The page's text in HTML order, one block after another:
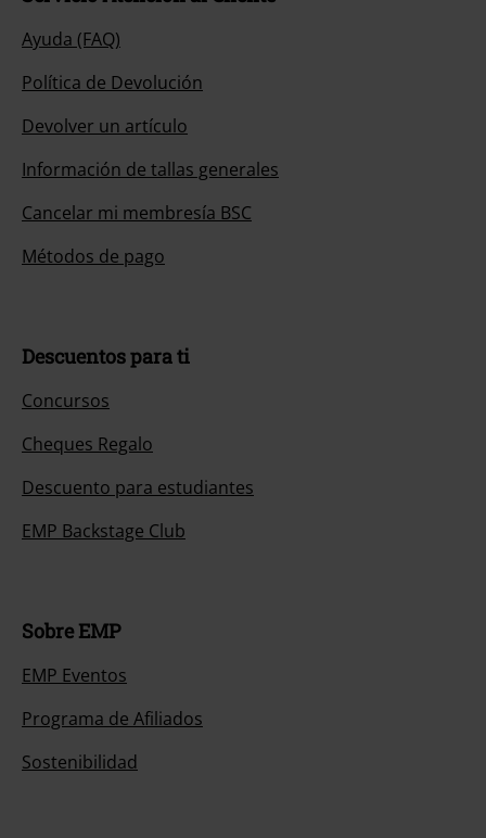
Ayuda (FAQ)
Política de Devolución
Devolver un artículo
Información de tallas generales
Cancelar mi membresía BSC
Métodos de pago
Descuentos para ti
Concursos
Cheques Regalo
Descuento para estudiantes
EMP Backstage Club
Sobre EMP
EMP Eventos
Programa de Afiliados
Sostenibilidad